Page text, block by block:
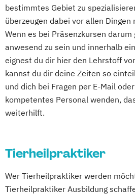
bestimmtes Gebiet zu
überzeugen dabei vor allen
Wenn es bei Präsenzkursen
anwesend zu sein und innerhalb
eignest du dir hier den Lehrstoff
kannst du dir deine Zeiten so
und dich bei Fragen per E-Mail
kompetentes Personal wenden,
weiterhilft.
Tierheilpraktiker
Wer Tierheilpraktiker werden
Tierheilpraktiker Ausbildung